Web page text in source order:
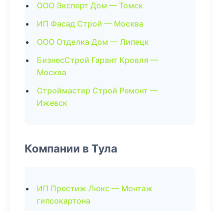
ООО Эксперт Дом — Томск
ИП Фасад Строй — Москва
ООО Отделка Дом — Липецк
БизнесСтрой Гарант Кровля —
Москва
Строймастер Строй Ремонт —
Ижевск
Компании в Тула
ИП Престиж Люкс — Монтаж
гипсокартона